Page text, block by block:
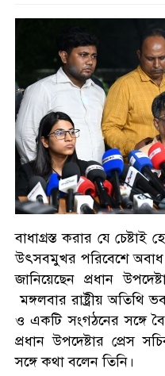
বাধাগ্রস্ত করার যে চেষ্টাই
উৎসবমুখর পরিবেশে অবাধ
জানিয়েছেন প্রধান
মঙ্গলবার রাষ্ট্রীয়
ও একটি সংগঠনের সঙ্গে
প্রধান উপদেষ্টার প্রেস
সঙ্গে কথা বলেন তিনি।